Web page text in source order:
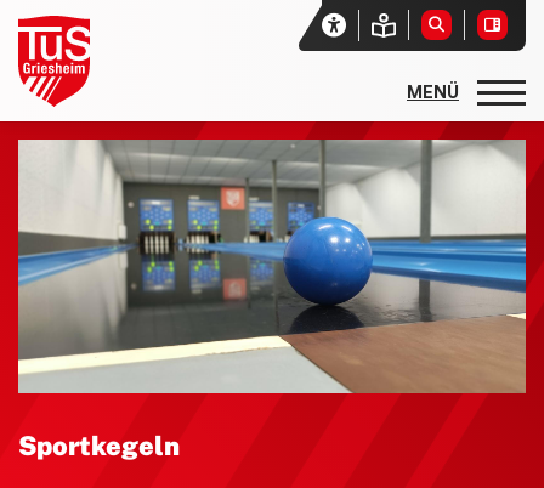
Sportkegeln
Startseite
Aktuelles
Vereinssport
Sport- und Freizeitangebote